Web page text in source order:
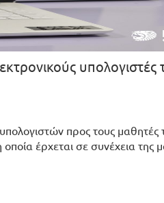
υπολογιστές
προς τους μαθητές
έρχεται σε συνέχεια της